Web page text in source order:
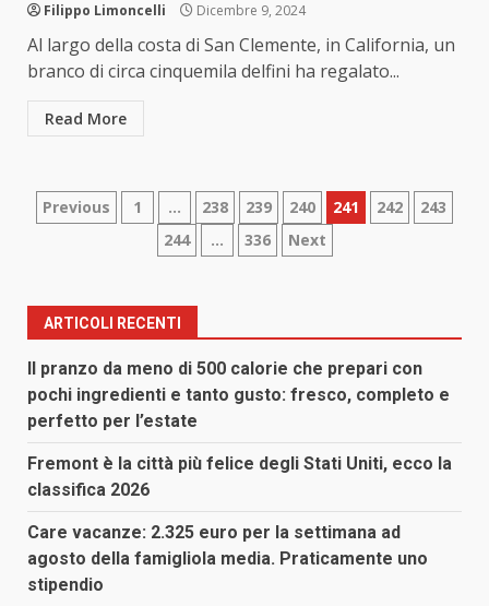
Filippo Limoncelli Dicembre 9, 2024
Al largo della costa di San Clemente, in California, un
branco di circa cinquemila delfini ha regalato...
Read More
Paginazione
articoli
Previous 1 … 238 239 240 241 242
243
244
… 336 Next
ARTICOLI RECENTI
Il pranzo da meno di 500 calorie che prepari con
pochi ingredienti e tanto gusto: fresco, completo e
perfetto per l’estate
Fremont è la città più felice degli Stati Uniti, ecco la
classifica 2026
Care vacanze: 2.325 euro per la settimana ad
agosto della famigliola media. Praticamente uno
stipendio